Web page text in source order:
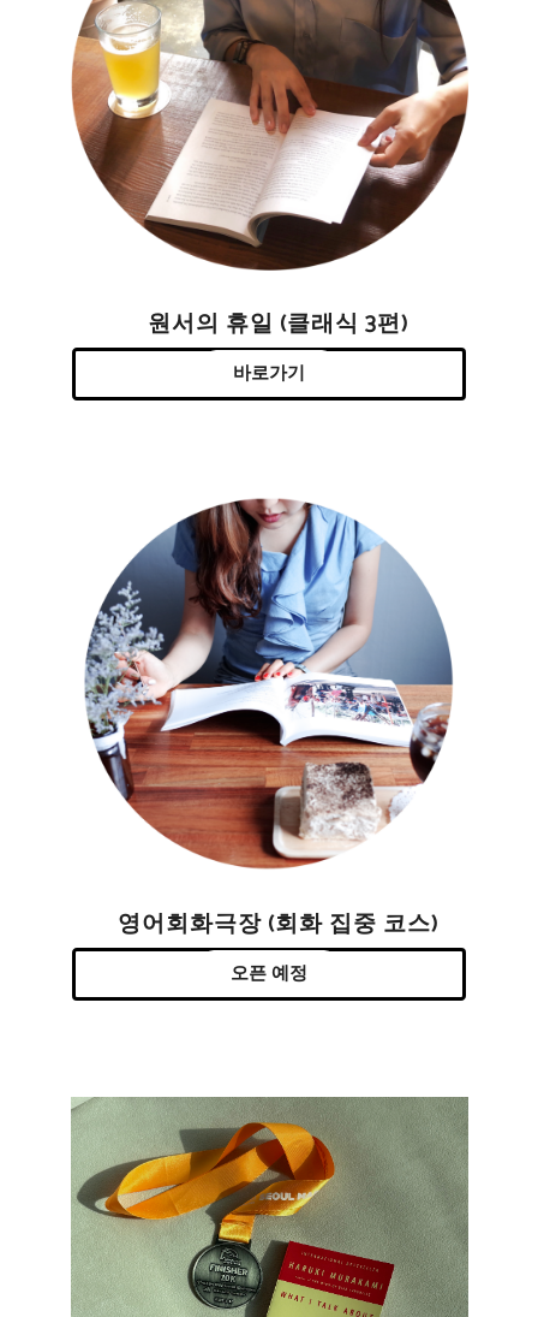
원서의 휴일 (클래식 3편)
바로가기
영어회화극장 (회화 집중 코스)
오픈 예정